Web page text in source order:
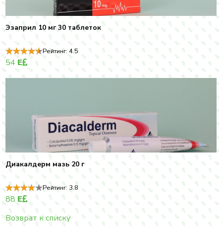
Эзаприл 10 мг 30 таблеток
Рейтинг: 4.5
54 E
Диакалдерм мазь 20 г
Рейтинг:3.8
88 E
Возврат к списку